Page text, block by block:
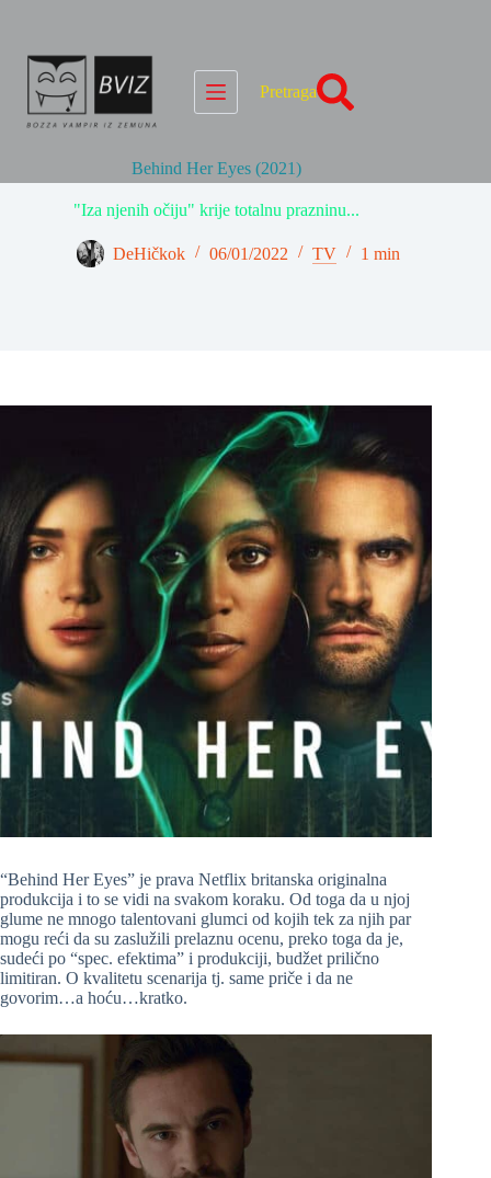
Pretraga
Behind Her Eyes (2021)
"Iza njenih očiju" krije totalnu prazninu...
DeHičkok 06/01/2022 TV 1 min
“Behind Her Eyes” je prava Netflix britanska originalna
produkcija i to se vidi na svakom koraku. Od toga da u njoj
glume ne mnogo talentovani glumci od kojih tek za njih par
mogu reći da su zaslužili prelaznu ocenu, preko toga da je,
sudeći po “spec. efektima” i produkciji, budžet prilično
limitiran. O kvalitetu scenarija tj. same priče i da ne
govorim…a hoću…kratko.